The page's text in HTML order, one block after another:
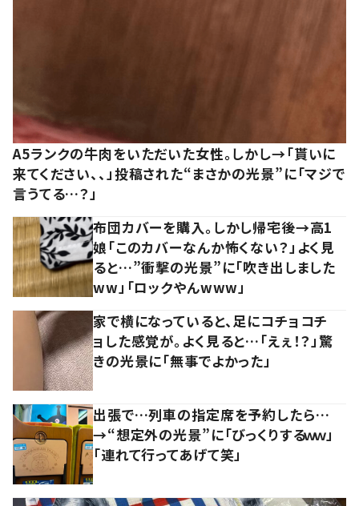
A5ランクの牛肉をいただいた女性。しかし→「貰いに
来てください、、」投稿された“まさかの光景”に「マジで
言うてる…？」
布団カバーを購入。しかし帰宅後→高1
娘「このカバーなんか怖くない？」よく見
ると…”衝撃の光景”に「吹き出しました
ww」「ロックやんwww」
家で横になっていると、足にコチョコチ
ョした感覚が。よく見ると…「えぇ！？」驚
きの光景に「無事でよかった」
出張で…列車の指定席を予約したら…
→“想定外の光景”に「びっくりするｗｗ」
「連れて行ってあげて笑」